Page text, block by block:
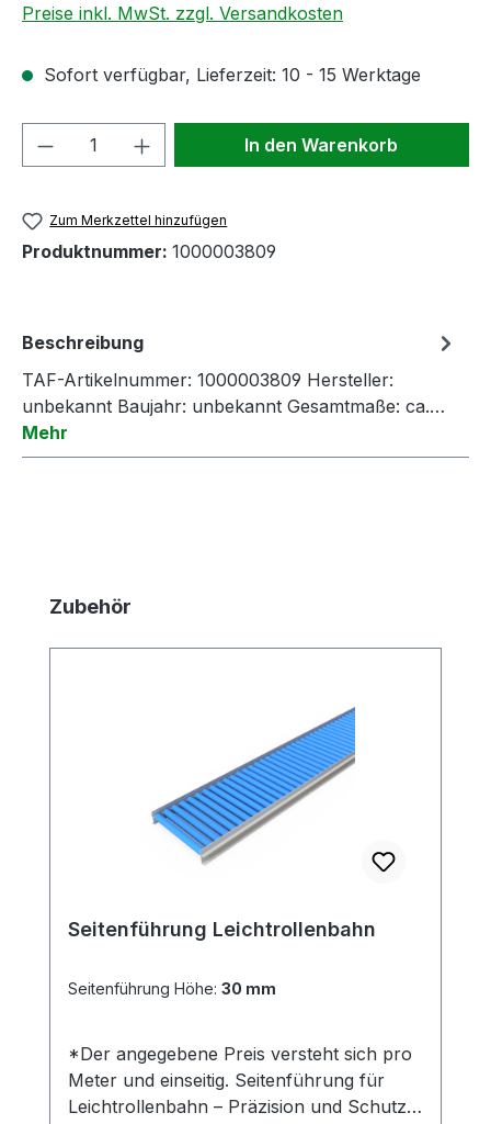
Preise inkl. MwSt. zzgl. Versandkosten
Sofort verfügbar, Lieferzeit: 10 - 15 Werktage
Produkt Anzahl: Gib denIn den Warenkorb
Zum Merkzettel hinzufügen
Produktnummer: 1000003809
Beschreibung
TAF-Artikelnummer: 1000003809 Hersteller:
unbekannt Baujahr: unbekannt Gesamtmaße: ca.…
Mehr
Produktgalerie überspringen
Zubehör
Seitenführung Leichtrollenbahn
Seitenführung Höhe: 30 mm
*Der angegebene Preis versteht sich pro
Meter und einseitig. Seitenführung für
Leichtrollenbahn – Präzision und Schutz